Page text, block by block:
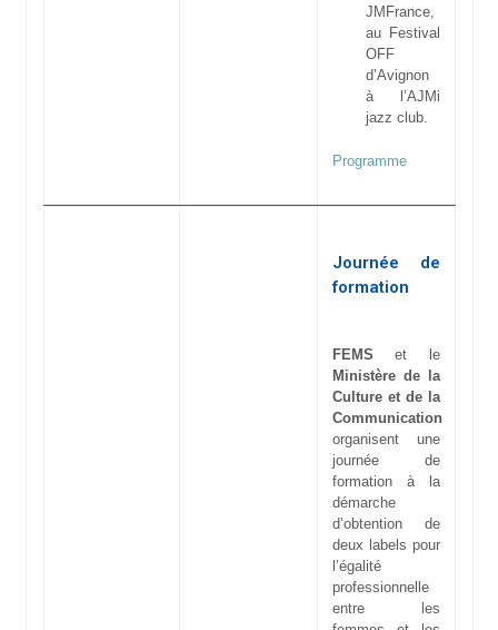
JMFrance,
au Festival
OFF
d’Avignon
à l’AJMi
jazz club.
Programme
Journée de
formation
FEMS et le
Ministère de la
Culture et de la
Communication
organisent une
journée de
formation à la
démarche
d’obtention de
deux labels pour
l’égalité
professionnelle
entre les